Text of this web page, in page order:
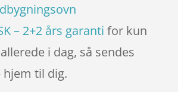
– 2+2 års garanti for kun
allerede i dag, så sendes
til dig.